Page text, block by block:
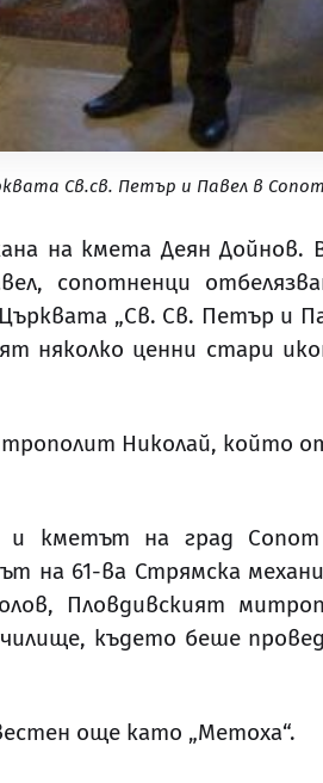
Св.св. Петър и Павел в Сопот
на кмета Деян Дойнов.
сопотненци
„Св. Св. Петър и
няколко ценни стари
Николай, който
и кметът на град
на 61-ва Стрямска
Пловдивският
където беше
още като „Метоха“.